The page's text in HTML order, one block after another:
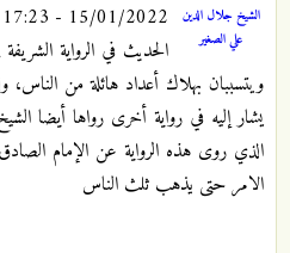
الشيخ جلال الدين
علي الصغير
15/01/2022 - 17:23
الحديث في الرواية
ويتسببان بهلاك أعداد هائلة من
يشار إليه في رواية أخرى رواها أيضا
الذي روى هذه الرواية عن الإمام
الامر حتى يذهب ثلث الناس